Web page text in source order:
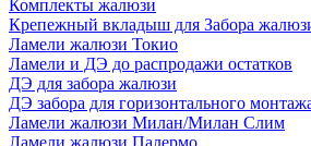
Комплекты жалюзи
Крепежный вкладыш для Забора
Ламели жалюзи Токио
Ламели и ДЭ до распродажи остатков
ДЭ для забора жалюзи
ДЭ забора для горизонтального
Ламели жалюзи Милан/Милан Слим
Ламели жалюзи Палермо